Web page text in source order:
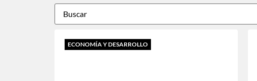
ECONOMÍA Y DESARROLLO